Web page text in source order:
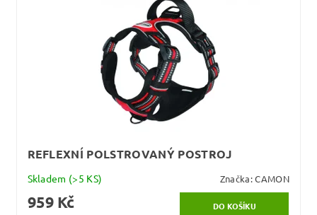
REFLEXNÍ POLSTROVANÝ POSTROJ
Skladem (>5 KS) Značka:CAMON
959 Kč